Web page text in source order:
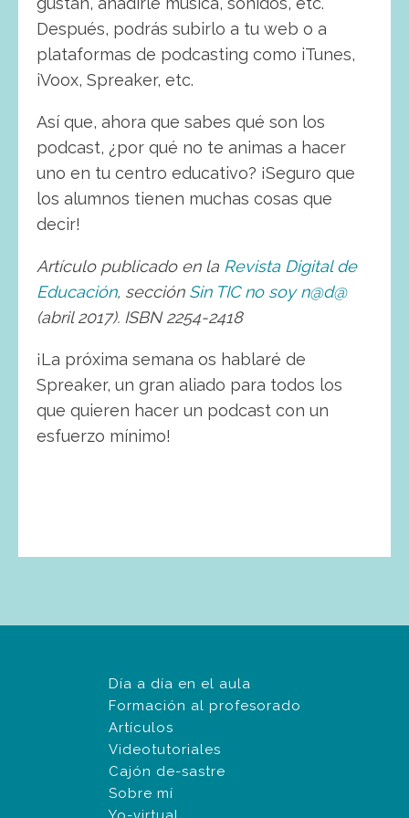
Después, podrás subirlo a tu web o a
plataformas de podcasting como iTunes,
iVoox, Spreaker, etc.
Así que, ahora que sabes qué son los
podcast, ¿por qué no te animas a hacer
uno en tu centro educativo? ¡Seguro que
los alumnos tienen muchas cosas que
decir!
Artículo publicado en la Revista Digital de
Educación, sección Sin TIC no soy n@d@
(abril 2017). ISBN 2254-2418
¡La próxima semana os hablaré de
Spreaker, un gran aliado para todos los
que quieren hacer un podcast con un
esfuerzo mínimo!
Día a día en el aula
Formación al profesorado
Artículos
Videotutoriales
Cajón de-sastre
Sobre mí